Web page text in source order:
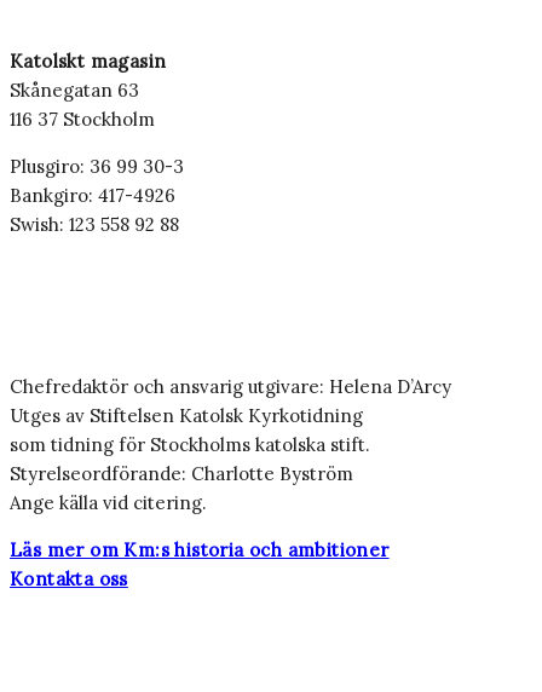
Katolskt magasin
Skånegatan 63
116 37 Stockholm
Plusgiro: 36 99 30-3
Bankgiro: 417-4926
Swish: 123 558 92 88
Chefredaktör och ansvarig utgivare: Helena D’Arcy
Utges av Stiftelsen Katolsk Kyrkotidning
som tidning för Stockholms katolska stift.
Styrelseordförande: Charlotte Byström
Ange källa vid citering.
Läs mer om Km:s historia och ambitioner
Kontakta oss